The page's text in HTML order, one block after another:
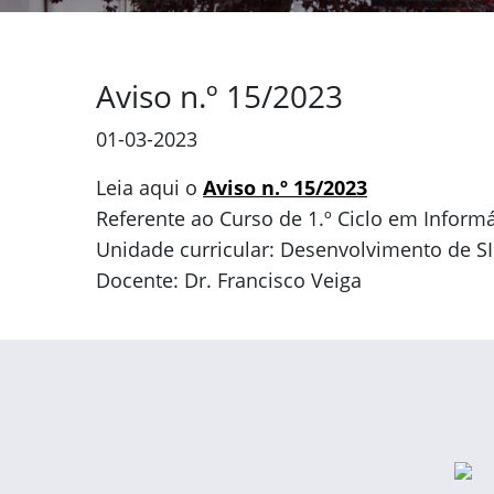
Aviso n.º 15/2023
01-03-2023
Leia aqui o Aviso n.º 15/2023
Referente ao Curso de 1.º Ciclo em
Unidade curricular: Desenvolvimento de SI
Docente: Dr. Francisco Veiga